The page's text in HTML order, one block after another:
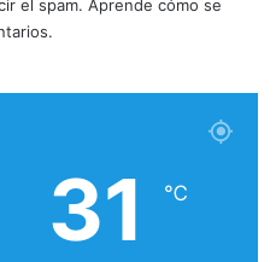
el spam. Aprende cómo se
31 ℃